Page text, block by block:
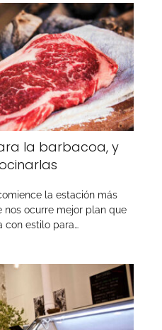
la barbacoa, y
la estación más
nos ocurre mejor plan que
con estilo para…